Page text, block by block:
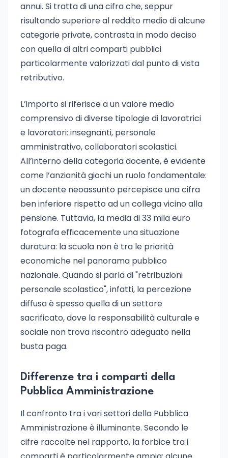
annui. Si tratta di una cifra che, seppur
risultando superiore al reddito medio di alcune
categorie private, contrasta in modo deciso
con quella di altri comparti pubblici
particolarmente valorizzati dal punto di vista
retributivo.
L’importo si riferisce a un valore medio
comprensivo di diverse tipologie di lavoratrici
e lavoratori: insegnanti, personale
amministrativo, collaboratori scolastici.
All’interno della categoria docente, è evidente
come l’anzianità giochi un ruolo fondamentale:
un docente neoassunto percepisce una cifra
ben inferiore rispetto ad un collega vicino alla
pensione. Tuttavia, la media di 33 mila euro
fotografa efficacemente una situazione
duratura: la scuola non è tra le priorità
economiche nel panorama pubblico
nazionale. Quando si parla di "retribuzioni
personale scolastico", infatti, la percezione
diffusa è spesso quella di un settore
sacrificato, dove la responsabilità culturale e
sociale non trova riscontro adeguato nella
busta paga.
Differenze tra i comparti della
Pubblica Amministrazione
Il confronto tra i vari settori della Pubblica
Amministrazione è illuminante. Secondo le
cifre raccolte nel rapporto, la forbice tra i